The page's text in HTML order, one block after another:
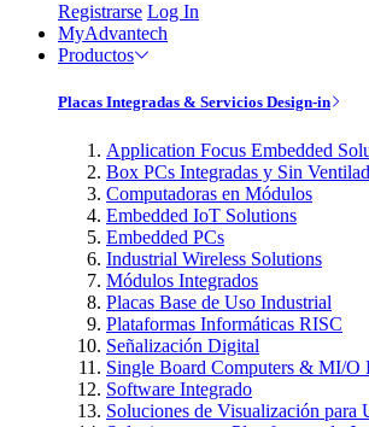
Registrarse Log In
MyAdvantech
Productos
Placas Integradas & Servicios Design-in
Application Focus Embedded
Box PCs Integradas y Sin
Computadoras en Módulos
Embedded IoT Solutions
Embedded PCs
Industrial Wireless Solutions
Módulos Integrados
Placas Base de Uso Industrial
Plataformas Informáticas RISC
Señalización Digital
Single Board Computers & MI/O
Software Integrado
Soluciones de Visualización para